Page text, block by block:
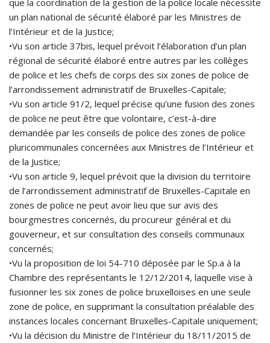
que la coordination de la gestion de la police locale nécessite
un plan national de sécurité élaboré par les Ministres de
l’Intérieur et de la Justice;
•Vu son article 37bis, lequel prévoit l’élaboration d’un plan
régional de sécurité élaboré entre autres par les collèges
de police et les chefs de corps des six zones de police de
l’arrondissement administratif de Bruxelles-Capitale;
•Vu son article 91/2, lequel précise qu’une fusion des zones
de police ne peut être que volontaire, c’est-à-dire
demandée par les conseils de police des zones de police
pluricommunales concernées aux Ministres de l’Intérieur et
de la Justice;
•Vu son article 9, lequel prévoit que la division du territoire
de l’arrondissement administratif de Bruxelles-Capitale en
zones de police ne peut avoir lieu que sur avis des
bourgmestres concernés, du procureur général et du
gouverneur, et sur consultation des conseils communaux
concernés;
•Vu la proposition de loi 54-710 déposée par le Sp.a à la
Chambre des représentants le 12/12/2014, laquelle vise à
fusionner les six zones de police bruxelloises en une seule
zone de police, en supprimant la consultation préalable des
instances locales concernant Bruxelles-Capitale uniquement;
•Vu la décision du Ministre de l’Intérieur du 18/11/2015 de